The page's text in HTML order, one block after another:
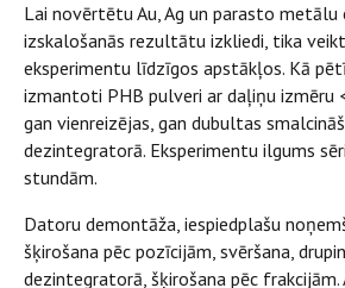
Lai novērtētu Au, Ag un parasto
izskalošanās rezultātu izkliedi, tika
eksperimentu līdzīgos apstākļos. Kā
izmantoti PHB pulveri ar daļiņu izmēru
gan vienreizējas, gan dubultas
dezintegratorā. Eksperimentu ilgums
stundām.
Datoru demontāža, iespiedplašu
šķirošana pēc pozīcijām, svēršana,
dezintegratorā, šķirošana pēc frakcijām.